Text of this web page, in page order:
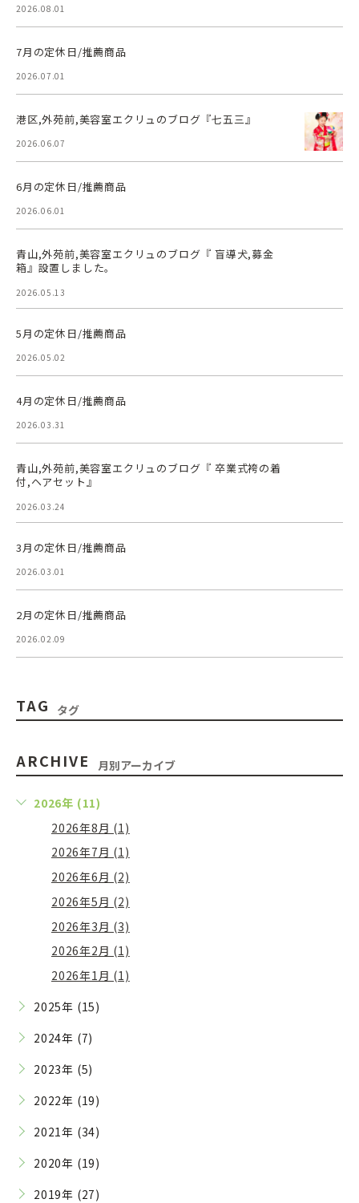
2026.08.01
7月の定休日/推薦商品
2026.07.01
港区,外苑前,美容室エクリュのブログ『七五三』
2026.06.07
6月の定休日/推薦商品
2026.06.01
青山,外苑前,美容室エクリュのブログ『 盲導犬,募金
箱』設置しました。
2026.05.13
5月の定休日/推薦商品
2026.05.02
4月の定休日/推薦商品
2026.03.31
青山,外苑前,美容室エクリュのブログ『 卒業式袴の着
付,ヘアセット』
2026.03.24
3月の定休日/推薦商品
2026.03.01
2月の定休日/推薦商品
2026.02.09
TAG タグ
ARCHIVE 月別アーカイブ
2026年 (11)
2026年8月 (1)
2026年7月 (1)
2026年6月 (2)
2026年5月 (2)
2026年3月 (3)
2026年2月 (1)
2026年1月 (1)
2025年 (15)
2024年 (7)
2023年 (5)
2022年 (19)
2021年 (34)
2020年 (19)
2019年 (27)